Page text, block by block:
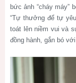
bức ảnh “cháy máy”
“Tự thưởng để tự
toát lên niềm vui và
đồng hành, gắn bó